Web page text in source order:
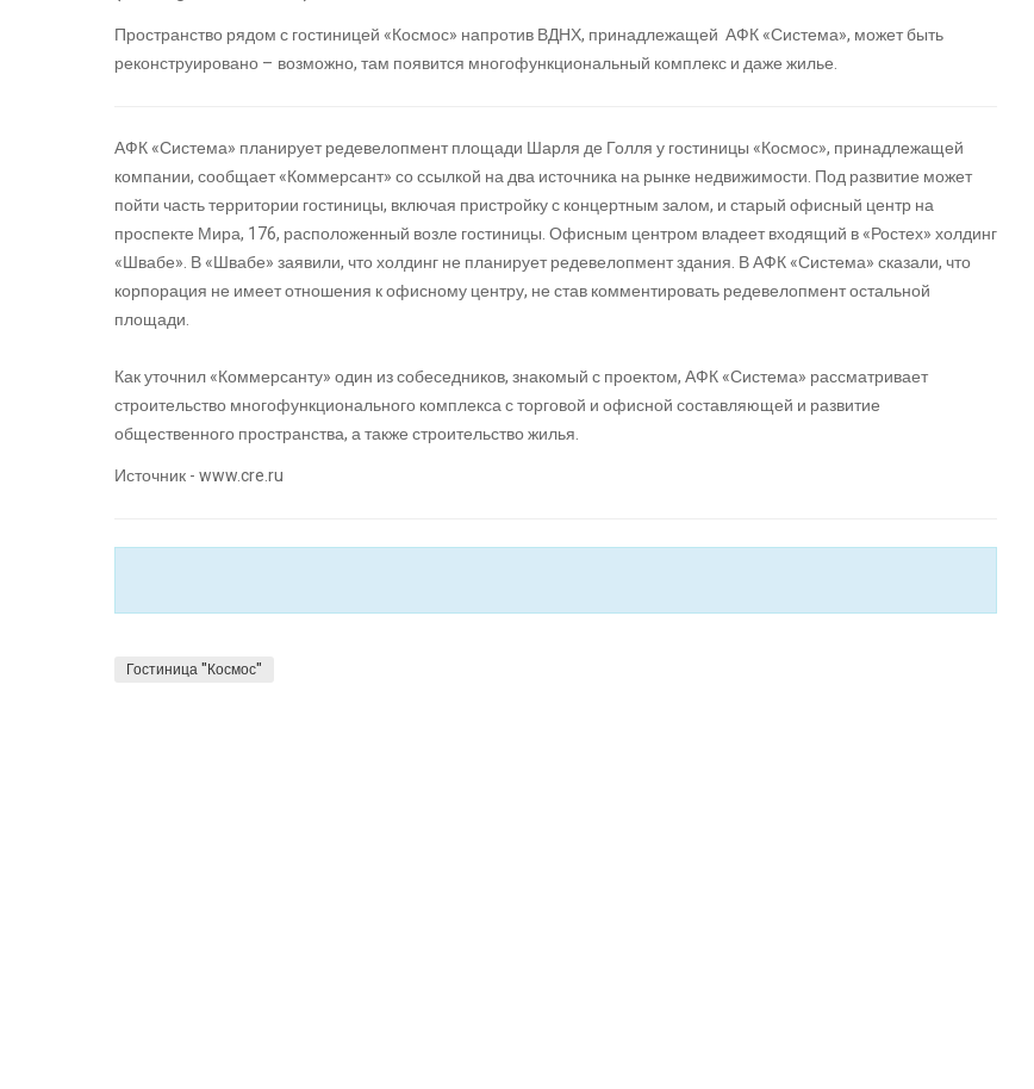
Пространство рядом с гостиницей «Космос» напротив ВДНХ, принадлежащей АФК «Система», может быть
реконструировано – возможно, там появится многофункциональный комплекс и даже жилье.
АФК «Система» планирует редевелопмент площади Шарля де Голля у гостиницы «Космос», принадлежащей
компании, сообщает «Коммерсант» со ссылкой на два источника на рынке недвижимости. Под развитие может
пойти часть территории гостиницы, включая пристройку с концертным залом, и старый офисный центр на
проспекте Мира, 176, расположенный возле гостиницы. Офисным центром владеет входящий в «Ростех» холдинг
«Швабе». В «Швабе» заявили, что холдинг не планирует редевелопмент здания. В АФК «Система» сказали, что
корпорация не имеет отношения к офисному центру, не став комментировать редевелопмент остальной
площади.
Как уточнил «Коммерсанту» один из собеседников, знакомый с проектом, АФК «Система» рассматривает
строительство многофункционального комплекса с торговой и офисной составляющей и развитие
общественного пространства, а также строительство жилья.
Источник - www.cre.ru
Гостиница "Космос"